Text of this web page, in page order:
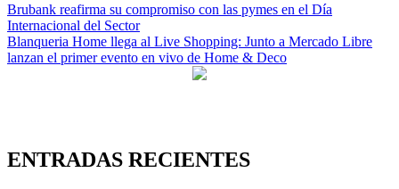
Navegación
de
entradas
Brubank reafirma su compromiso con las pymes en el Día
Internacional del Sector
Blanqueria Home llega al Live Shopping: Junto a Mercado Libre
lanzan el primer evento en vivo de Home & Deco
ENTRADAS RECIENTES